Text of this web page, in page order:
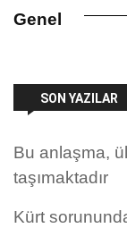
Genel
SON YAZILAR
Bu anlaşma,
taşımaktadır
Kürt